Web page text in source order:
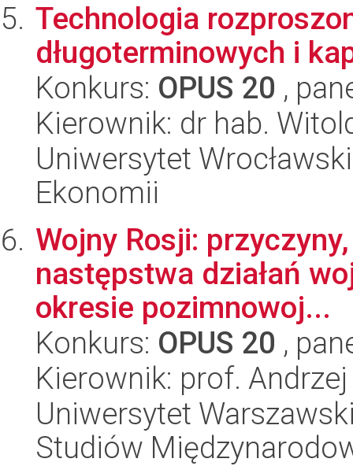
Technologia
długoterminowych i
Konkurs: OPUS 20 ,
Kierownik: dr hab.
Uniwersytet
Ekonomii
Wojny Rosji:
następstwa działań
okresie pozimnowoj...
Konkurs: OPUS 20 ,
Kierownik: prof.
Uniwersytet
Studiów